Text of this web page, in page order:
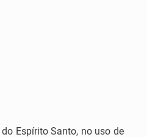
Espírito Santo, no uso de